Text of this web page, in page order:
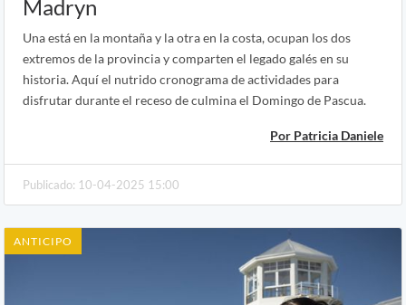
Madryn
Una está en la montaña y la otra en la costa, ocupan los dos
extremos de la provincia y comparten el legado galés en su
historia. Aquí el nutrido cronograma de actividades para
disfrutar durante el receso de culmina el Domingo de Pascua.
Por Patricia Daniele
Publicado: 10-04-2025 15:00
ANTICIPO